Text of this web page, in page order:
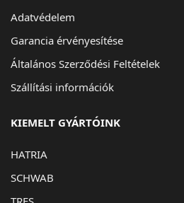
Adatvédelem
Garancia érvényesítése
Általános Szerződési Feltételek
Szállítási információk
KIEMELT GYÁRTÓINK
HATRIA
SCHWAB